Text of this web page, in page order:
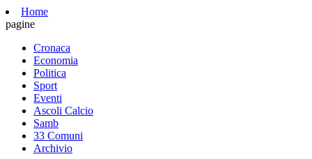
Home
pagine
Cronaca
Economia
Politica
Sport
Eventi
Ascoli Calcio
Samb
33 Comuni
Archivio